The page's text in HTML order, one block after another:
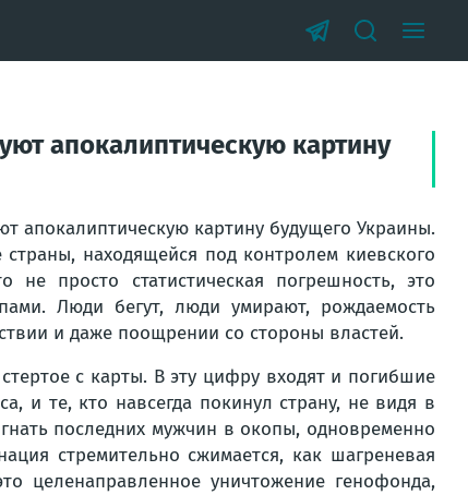
апокалиптическую картину
картину будущего Украины.
находящейся под контролем киевского
просто статистическая погрешность, это
Люди бегут, люди умирают, рождаемость
и даже поощрении со стороны властей.
с карты. В эту цифру входят и погибшие
и те, кто навсегда покинул страну, не видя в
последних мужчин в окопы, одновременно
стремительно сжимается, как шагреневая
целенаправленное уничтожение генофонда,